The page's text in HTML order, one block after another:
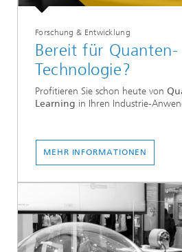
Forschung & Entwicklung
Bereit für Quanten-
Technologie?
Profitieren Sie schon heute von
Learning in Ihren Industrie-
MEHR INFORMATIONEN